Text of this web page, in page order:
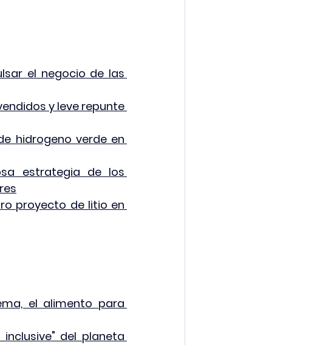
el negocio de las
y leve repunte
hidrogeno verde en
estrategia de los
proyecto de litio en
el alimento para
del planeta